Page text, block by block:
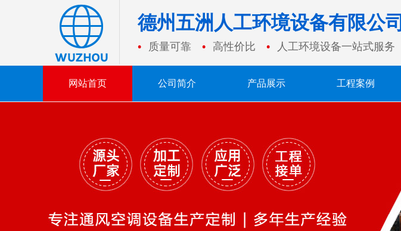
德州五洲人工环境设备有限公司
质量可靠 高性价比 人工环境设备一站式服务
网站首页 公司简介 产品展示 工程案例